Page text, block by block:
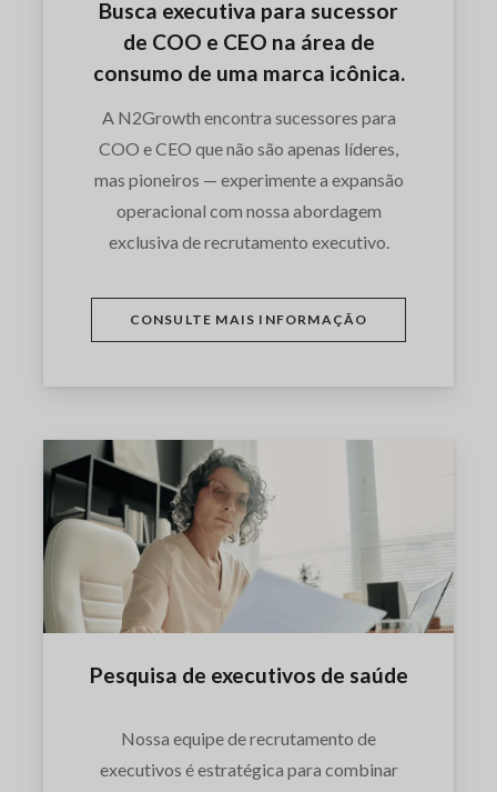
Busca executiva para sucessor
de COO e CEO na área de
consumo de uma marca icônica.
A N2Growth encontra sucessores para
COO e CEO que não são apenas líderes,
mas pioneiros — experimente a expansão
operacional com nossa abordagem
exclusiva de recrutamento executivo.
CONSULTE MAIS INFORMAÇÃO
Pesquisa de executivos de saúde
Nossa equipe de recrutamento de
executivos é estratégica para combinar